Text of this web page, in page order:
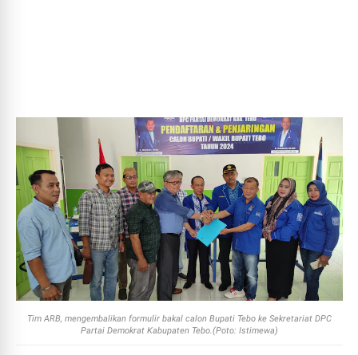
Tim ARB, mengembalikan formulir bakal calon Bupati Tebo ke Sekretariat DPC
Partai Demokrat Kabupaten Tebo.(Poto: Istimewa)